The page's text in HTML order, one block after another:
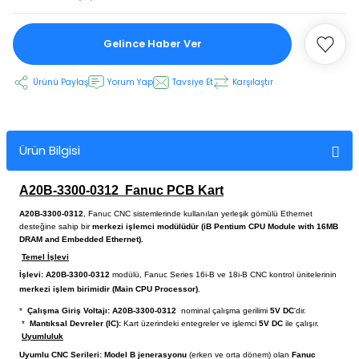
Yuvası
Kablo
Kablo
Kablo
Membranı
Gelince Haber Ver
Ürünü Paylaş Yorum Yap Tavsiye Et Karşılaştır
Ürün Bilgisi
A20B-3300-0312 Fanuc PCB Kart
A20B-3300-0312 , Fanuc CNC sistemlerinde kullanılan yerleşik gömülü Ethernet
desteğine sahip birmerkezi işlemci modülüdür (iB Pentium CPU Module with 16MB
DRAM and Embedded Ethernet).
Temel İşlevi
İşlevi: A20B-3300-0312 modülü, Fanuc Series 16i-B ve 18i-B CNC kontrol ünitelerinin
merkezi işlem birimidir (Main CPU Processor).
* Çalışma Giriş Voltajı: A20B-3300-0312 nominal çalışma gerilimi 5V DC'dir.
* Mantıksal Devreler (IC): Kart üzerindeki entegreler ve işlemci 5V DC ile çalışır.
Uyumluluk
Uyumlu CNC Serileri: Model B jenerasyonu (erken ve orta dönem) olan Fanuc